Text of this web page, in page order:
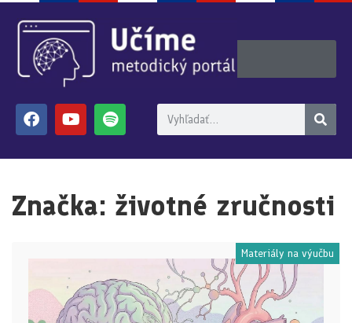
Značka: životné zručnosti
Materiály na výučbu